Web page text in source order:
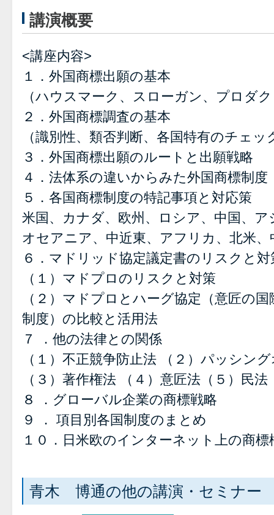
講演概要
<講座内容>
１．外国商標出願の基本
（ハウスマーク、スローガン、プロダ
２．外国商標調査の基本
（識別性、類否判断、各国特有のチェッ
３．外国商標出願のルートと出願戦略
４．法体系の違いからみた外国商標制度
５．各国商標制度の特記事項と対応策
米国、カナダ、欧州、ロシア、中国、
オセアニア、中近東、アフリカ、北米、
６．マドリッド協定議定書のリスクと対
（１）マドプロのリスクと対策
（２）マドプロとハーグ協定（意匠の国
制度）の比較と活用法
７ ．他の法律との関係
（１）不正競争防止法 （２）パッシン
（３）著作権法 （４）意匠法（５）民法
８ ．グローバル企業の商標戦略
９ ． 項目別各国制度のまとめ
１０．日米欧のインターネット上の商標
青木 博通の他の講演・セミナー